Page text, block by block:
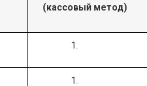
(кассовый метод)